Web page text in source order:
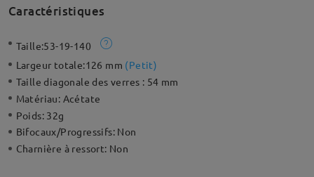
Caractéristiques
Taille:53-19-140
Largeur totale:126 mm (Petit)
Taille diagonale des verres : 54 mm
Matériau: Acétate
Poids: 32g
Bifocaux/Progressifs: Non
Charnière à ressort: Non